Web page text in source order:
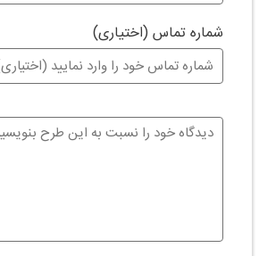
شماره تماس (اختیاری)